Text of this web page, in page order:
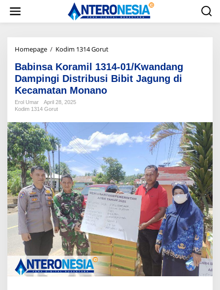
w
Homepage / Kodim 1314 Gorut
b
n
a
m
i
l
1
3
1
4
-
0
1
/
K
w
a
n
d
Babinsa Koramil 1314-01/Kwandang
Dampingi Distribusi Bibit Jagung di
Kecamatan Monano
Erol Umar
April 28, 2025
Kodim 1314 Gorut